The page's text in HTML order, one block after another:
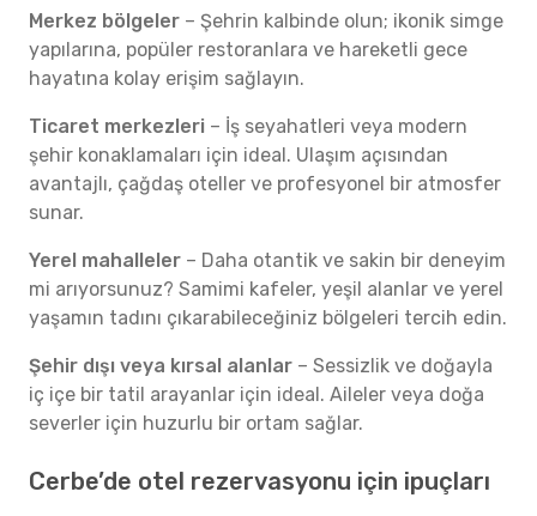
Merkez bölgeler – Şehrin kalbinde olun; ikonik simge
yapılarına, popüler restoranlara ve hareketli gece
hayatına kolay erişim sağlayın.
Ticaret merkezleri – İş seyahatleri veya modern
şehir konaklamaları için ideal. Ulaşım açısından
avantajlı, çağdaş oteller ve profesyonel bir atmosfer
sunar.
Yerel mahalleler – Daha otantik ve sakin bir deneyim
mi arıyorsunuz? Samimi kafeler, yeşil alanlar ve yerel
yaşamın tadını çıkarabileceğiniz bölgeleri tercih edin.
Şehir dışı veya kırsal alanlar – Sessizlik ve doğayla
iç içe bir tatil arayanlar için ideal. Aileler veya doğa
severler için huzurlu bir ortam sağlar.
Cerbe’de otel rezervasyonu için ipuçları